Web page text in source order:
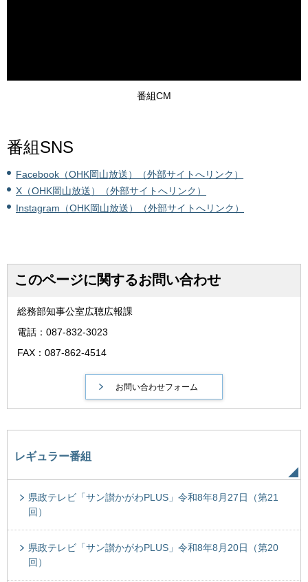
番組CM
番組SNS
Facebook（OHK岡山放送）（外部サイトへリンク）
X（OHK岡山放送）（外部サイトへリンク）
Instagram（OHK岡山放送）（外部サイトへリンク）
このページに関するお問い合わせ
総務部知事公室広聴広報課
電話：087-832-3023
FAX：087-862-4514
レギュラー番組
県政テレビ「サン讃かがわPLUS」令和8年8月27日（第21
回）
県政テレビ「サン讃かがわPLUS」令和8年8月20日（第20
回）